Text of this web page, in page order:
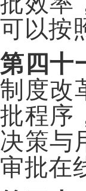
可以按
第四十
制度改
批程序
决策与
审批在